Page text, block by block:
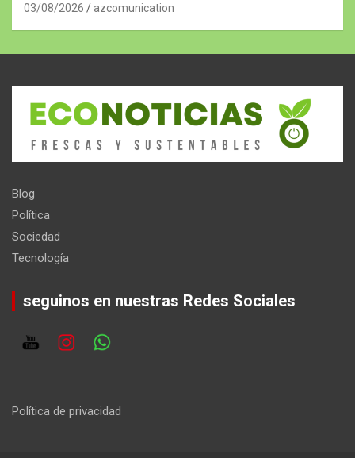
03/08/2026 azcomunication
Blog
Política
Sociedad
Tecnología
seguinos en nuestras Redes Sociales
Política de privacidad